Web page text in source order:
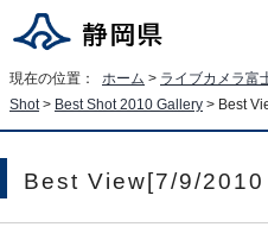
現在の位置： ホーム > ライブカメラ富
Shot> Best Shot 2010 Gallery > Best
Best View[7/9/